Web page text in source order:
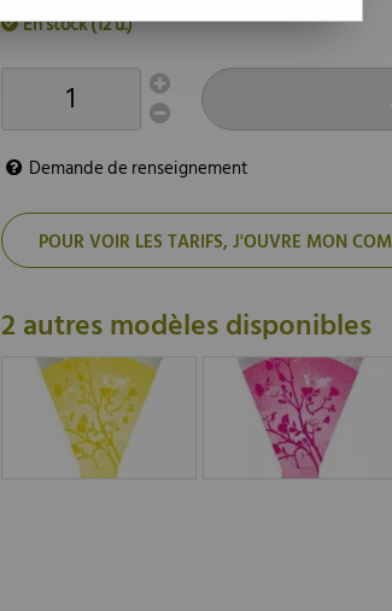
En stock (12 u.)
Demande de renseignement
POUR VOIR LES TARIFS, J'OUVRE MON
2 autres modèles disponibles